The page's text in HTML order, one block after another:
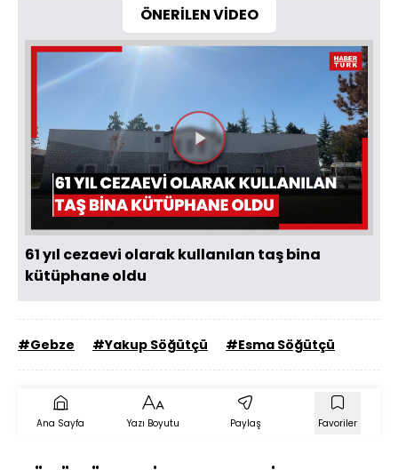
ÖNERİLEN VİDEO
Videoyu
Oynat
61 yıl cezaevi olarak kullanılan taş bina
kütüphane oldu
#Gebze #Yakup Söğütçü #Esma Söğütçü
Ana Sayfa Yazı Boyutu Paylaş Favoriler